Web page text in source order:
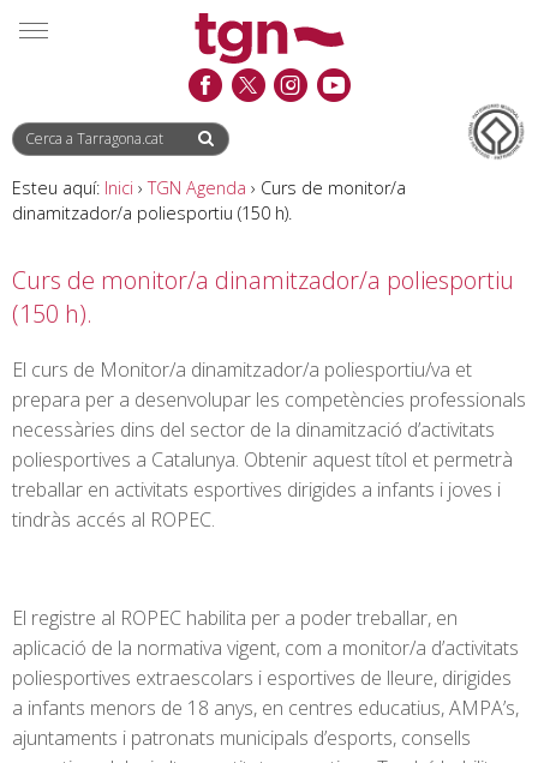
Saltar
al
Saltar
a
Informació
de
Esteu aquí: Inici › TGN Agenda › Curs de monitor/a
dinamitzador/a poliesportiu (150 h).
Curs de monitor/a dinamitzador/a poliesportiu
(150 h).
El curs de Monitor/a dinamitzador/a poliesportiu/va et
prepara per a desenvolupar les competències professionals
necessàries dins del sector de la dinamització d’activitats
poliesportives a Catalunya. Obtenir aquest títol et permetrà
treballar en activitats esportives dirigides a infants i joves i
tindràs accés al ROPEC.
El registre al ROPEC habilita per a poder treballar, en
aplicació de la normativa vigent, com a monitor/a d’activitats
poliesportives extraescolars i esportives de lleure, dirigides
a infants menors de 18 anys, en centres educatius, AMPA’s,
ajuntaments i patronats municipals d’esports, consells